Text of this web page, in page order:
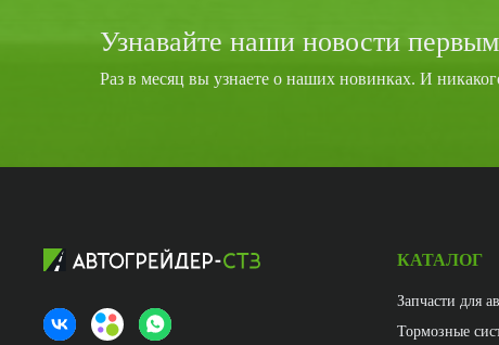
Узнавайте наши новости первым
Раз в месяц вы узнаете о наших новинках. И
КАТАЛОГ
Запчасти для
Тормозные